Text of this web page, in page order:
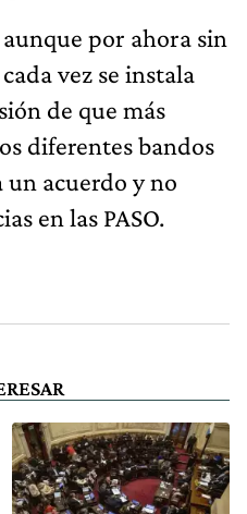
por ahora sin
vez se instala
de que más
diferentes bandos
un acuerdo y no
en las PASO.